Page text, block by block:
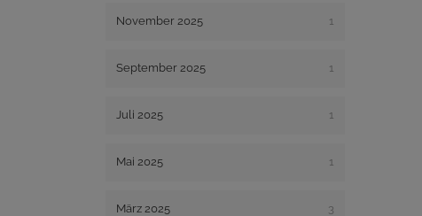
November 2025 1
September 2025 1
Juli 2025 1
Mai 2025 1
März 2025 3